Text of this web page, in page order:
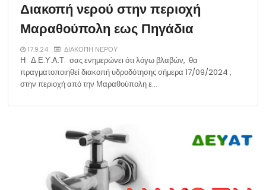
Διακοπή νερού στην περιοχή
Μαραθούπολη εως Πηγάδια
17.9.24 ΔΙΑΚΟΠΗ ΝΕΡΟΥ
Η Δ.Ε.Υ.Α.Τ. σας ενημερώνει ότι λόγω βλαβών, θα
πραγματοποιηθεί διακοπή υδροδότησης σήμερα 17/09/2024 ,
στην περιοχή από την Μαραθούπολη ε…